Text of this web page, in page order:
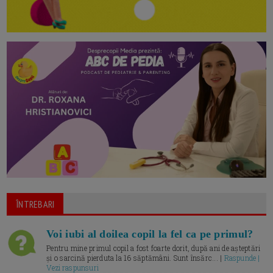
ÎNTREBARI
Voi iubi al doilea copil la fel ca pe primul?
Pentru mine primul copil a fost foarte dorit, după ani de așteptări
și o sarcină pierduta la 16 săptămâni. Sunt însărc... | Raspunde |
Vezi raspunsuri